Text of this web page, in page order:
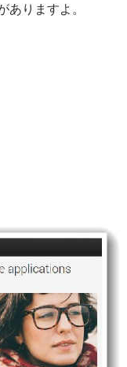
りますよ。